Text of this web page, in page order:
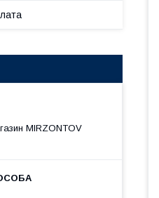
MIRZONTOV